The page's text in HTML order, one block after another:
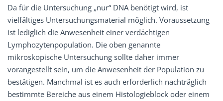
Da für die Untersuchung „nur“ DNA benötigt wird, ist
vielfältiges Untersuchungsmaterial möglich. Voraussetzung
ist lediglich die Anwesenheit einer verdächtigen
Lymphozytenpopulation. Die oben genannte
mikroskopische Untersuchung sollte daher immer
vorangestellt sein, um die Anwesenheit der Population zu
bestätigen. Manchmal ist es auch erforderlich nachträglich
bestimmte Bereiche aus einem Histologieblock oder einem